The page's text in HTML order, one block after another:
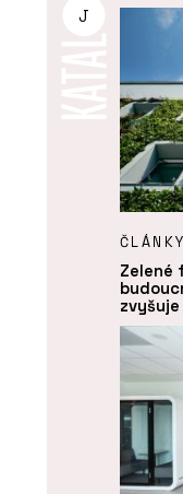
J
ČLÁNKY
Zelené